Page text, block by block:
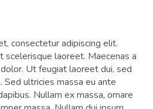
consectetur adipiscing elit.
laoreet. Maecenas a
Ut feugiat laoreet dui, sed
Sed ultricies massa eu ante
Nullam ex massa, ornare